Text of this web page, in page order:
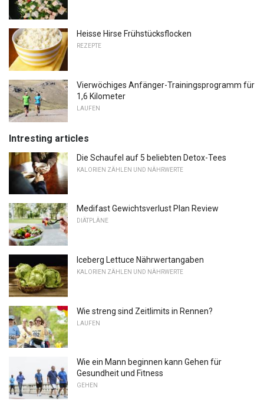
Heisse Hirse Frühstücksflocken
REZEPTE
Vierwöchiges Anfänger-Trainingsprogramm für
1,6 Kilometer
LAUFEN
Intresting articles
Die Schaufel auf 5 beliebten Detox-Tees
KALORIEN ZÄHLEN UND NÄHRWERTE
Medifast Gewichtsverlust Plan Review
DIÄTPLÄNE
Iceberg Lettuce Nährwertangaben
KALORIEN ZÄHLEN UND NÄHRWERTE
Wie streng sind Zeitlimits in Rennen?
LAUFEN
Wie ein Mann beginnen kann Gehen für
Gesundheit und Fitness
GEHEN